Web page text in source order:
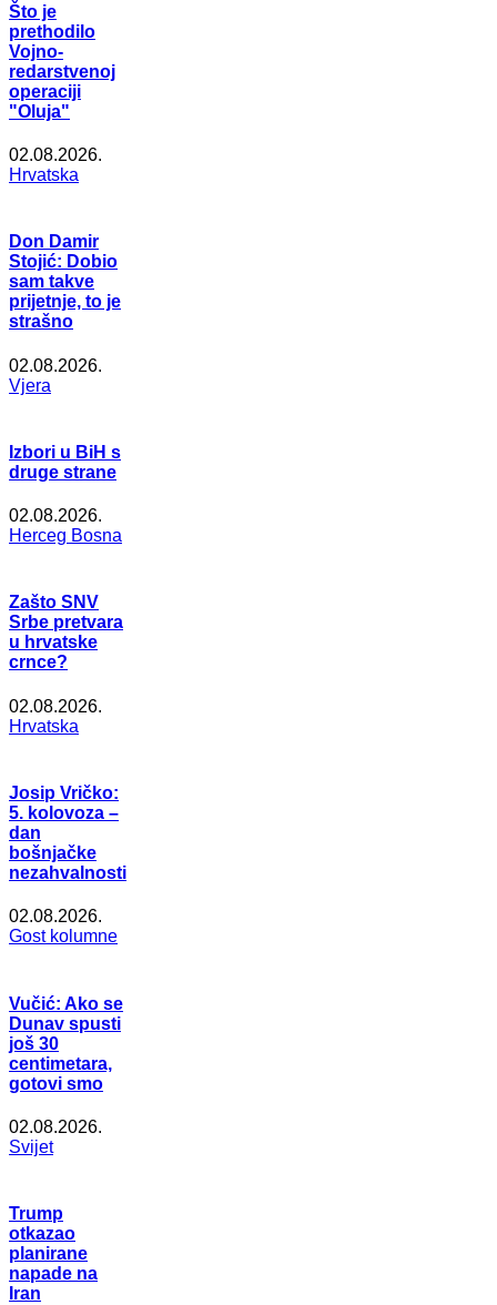
Što je
prethodilo
Vojno-
redarstvenoj
operaciji
"Oluja"
02.08.2026.
Hrvatska
Don Damir
Stojić: Dobio
sam takve
prijetnje, to je
strašno
02.08.2026.
Vjera
Izbori u BiH s
druge strane
02.08.2026.
Herceg Bosna
Zašto SNV
Srbe pretvara
u hrvatske
crnce?
02.08.2026.
Hrvatska
Josip Vričko:
5. kolovoza –
dan
bošnjačke
nezahvalnosti
02.08.2026.
Gost kolumne
Vučić: Ako se
Dunav spusti
još 30
centimetara,
gotovi smo
02.08.2026.
Svijet
Trump
otkazao
planirane
napade na
Iran